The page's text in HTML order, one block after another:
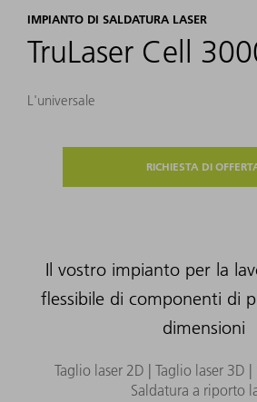
IMPIANTO DI SALDATURA LASER
TruLaser Cell
L'universale
RICHIESTA DI
Il vostro impianto per la
flessibile di componenti di
dimensioni
Taglio laser 2D | Taglio laser 3D |
Saldatura a riporto